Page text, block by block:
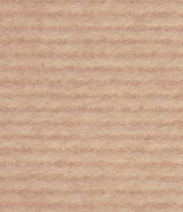
Η Σελήνη συρρικνώνεται σαν
σταφίδα και παράγει
συμπεριφορά του φεγγαριού
ανάλογη με αυτήν του